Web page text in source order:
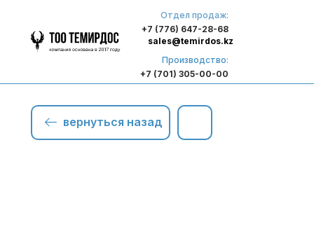
Отдел продаж:
+7 (776) 647-28-68
Производство:
+7 (701) 305-00-00
sales@temirdos.kz
вернуться назад